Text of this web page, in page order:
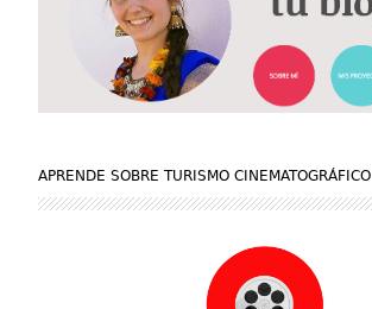
APRENDE SOBRE TURISMO CINEMATOGRÁFICO